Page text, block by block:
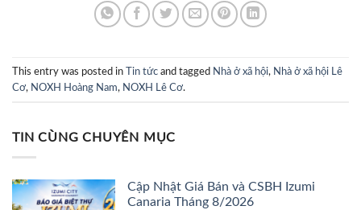
This entry was posted in Tin tức and tagged Nhà ở xã hội, Nhà ở xã hội Lê
Cơ, NOXH Hoàng Nam, NOXH Lê Cơ.
TIN CÙNG CHUYÊN MỤC
Cập Nhật Giá Bán và CSBH Izumi
Canaria Tháng 8/2026